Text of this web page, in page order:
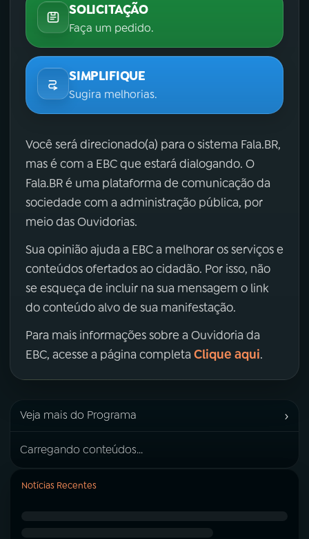
SOLICITAÇÃO
Faça um pedido.
SIMPLIFIQUE
Sugira melhorias.
Você será direcionado(a) para o sistema Fala.BR,
mas é com a EBC que estará dialogando. O
Fala.BR é uma plataforma de comunicação da
sociedade com a administração pública, por
meio das Ouvidorias.
Sua opinião ajuda a EBC a melhorar os serviços e
conteúdos ofertados ao cidadão. Por isso, não
se esqueça de incluir na sua mensagem o link
do conteúdo alvo de sua manifestação.
Para mais informações sobre a Ouvidoria da
EBC, acesse a página completa Clique aqui.
Veja mais do Programa ›
Carregando conteúdos...
Notícias Recentes